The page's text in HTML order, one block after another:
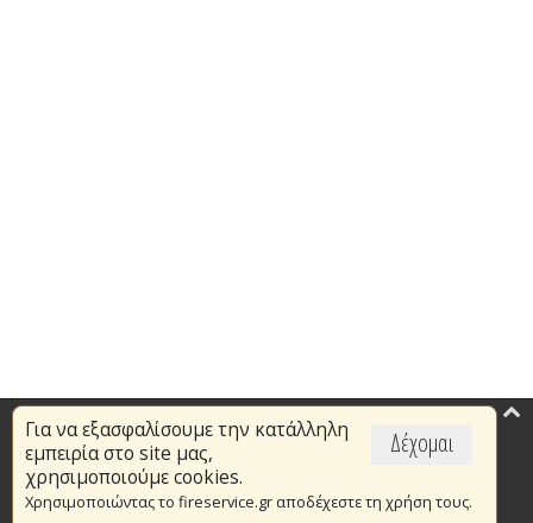
Δέχομαι
Για να εξασφαλίσουμε την κατάλληλη
εμπειρία στο site μας,
χρησιμοποιούμε cookies.
Χρησιμοποιώντας το fireservice.gr αποδέχεστε τη χρήση τους.
Επικαιρότητα
Το Πυροσβεστικό Σώμα